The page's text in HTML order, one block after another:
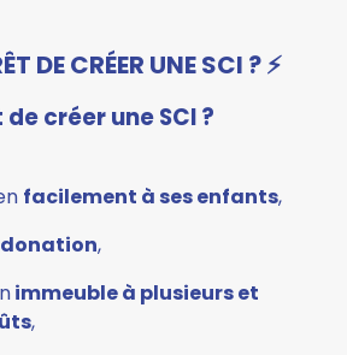
DE CRÉER UNE SCI ? ⚡️
créer une SCI ?
facilement à ses enfants,
,
immeuble à plusieurs et
,